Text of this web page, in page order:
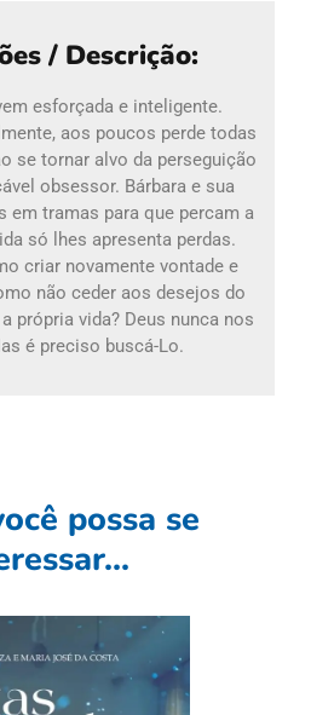
/ Descrição:
esforçada e inteligente.
aos poucos perde todas
se tornar alvo da perseguição
obsessor. Bárbara e sua
em tramas para que percam a
só lhes apresenta perdas.
criar novamente vontade e
não ceder aos desejos do
própria vida? Deus nunca nos
é preciso buscá-Lo.
possa se